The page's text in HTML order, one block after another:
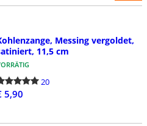
Messing vergoldet,
11,5 cm
20
5,90